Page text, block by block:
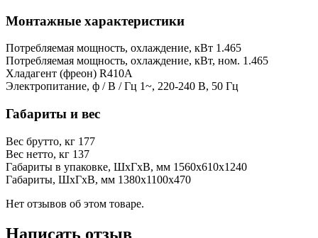
Монтажные характеристики
Потребляемая мощность, охлаждение, кВт 1.465
Потребляемая мощность, охлаждение, кВт, ном. 1.465
Хладагент (фреон) R410A
Электропитание, ф / В / Гц 1~, 220-240 В, 50 Гц
Габариты и вес
Вес брутто, кг 177
Вес нетто, кг 137
Габариты в упаковке, ШхГхВ, мм 1560x610x1240
Габариты, ШхГхВ, мм 1380x1100x470
Нет отзывов об этом товаре.
Написать отзыв